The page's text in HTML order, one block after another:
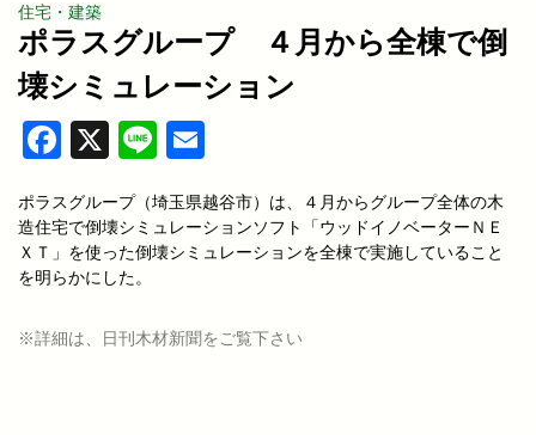
住宅・建築
ポラスグループ ４月から全棟で倒
壊シミュレーション
Facebook
X Line
ポラスグループ（埼玉県越谷市）は、４月からグループ全体の木
造住宅で倒壊シミュレーションソフト「ウッドイノベーターＮＥ
ＸＴ」を使った倒壊シミュレーションを全棟で実施していること
を明らかにした。
※詳細は、日刊木材新聞をご覧下さい